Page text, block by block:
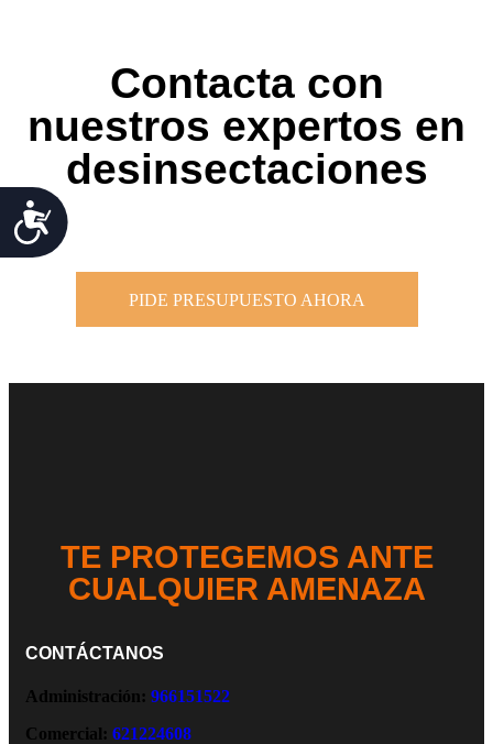
Accesibilidad
Contacta con
nuestros expertos en
desinsectaciones
PIDE PRESUPUESTO AHORA
TE PROTEGEMOS ANTE
CUALQUIER AMENAZA
CONTÁCTANOS
Administración: 966151522
Comercial: 621224608